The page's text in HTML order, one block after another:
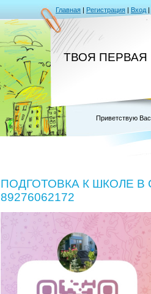
Главная | Регистрация | Вход |
ТВОЯ ПЕРВАЯ
Приветствую Вас
ПОДГОТОВКА К ШКОЛЕ В
89276062172